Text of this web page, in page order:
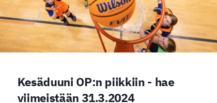
Kesäduuni OP:n piikkiin - hae
viimeistään 31.3.2024